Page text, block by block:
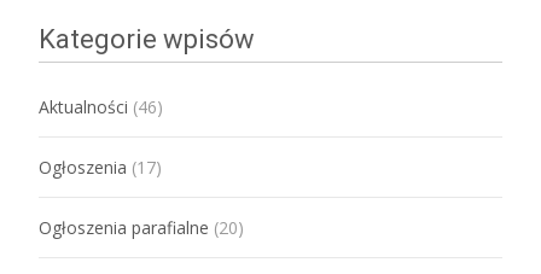
Kategorie wpisów
Aktualności (46)
Ogłoszenia (17)
Ogłoszenia parafialne (20)